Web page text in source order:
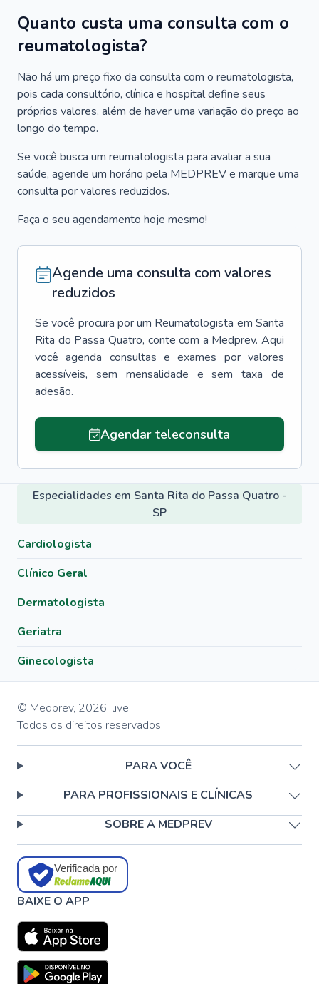
Quanto custa uma consulta com o
reumatologista?
Não há um preço fixo da consulta com o reumatologista,
pois cada consultório, clínica e hospital define seus
próprios valores, além de haver uma variação do preço ao
longo do tempo.
Se você busca um reumatologista para avaliar a sua
saúde, agende um horário pela MEDPREV e marque uma
consulta por valores reduzidos.
Faça o seu agendamento hoje mesmo!
Agende uma consulta com valores
reduzidos
Se você procura por um Reumatologista em Santa
Rita do Passa Quatro, conte com a Medprev. Aqui
você agenda consultas e exames por valores
acessíveis, sem mensalidade e sem taxa de
adesão.
Agendar teleconsulta
Especialidades em Santa Rita do Passa Quatro -
SP
Cardiologista
Clínico Geral
Dermatologista
Geriatra
Ginecologista
© Medprev, 2026, live
Todos os direitos reservados
PARA VOCÊ
PARA PROFISSIONAIS E CLÍNICAS
SOBRE A MEDPREV
Verificada por
BAIXE O APP